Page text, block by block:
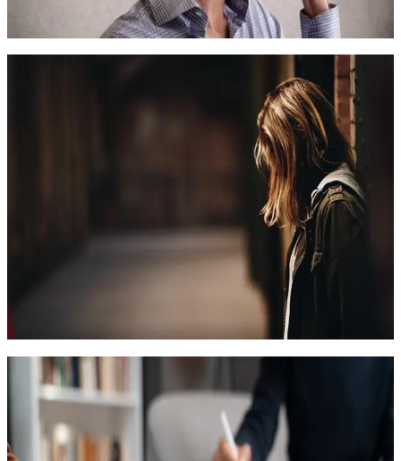
Когнитивно-бихевиоральная психотерапия
эмоциональных и поведенческих расстройств у
Программа разработана для внедрения методов когнитивно-
поведенческой терапии в практику психиатрической помощи
Клиническая психология
Понимающая психотерапия, 2 ступень:
«Структурирование психотерапевтической
ситуации»